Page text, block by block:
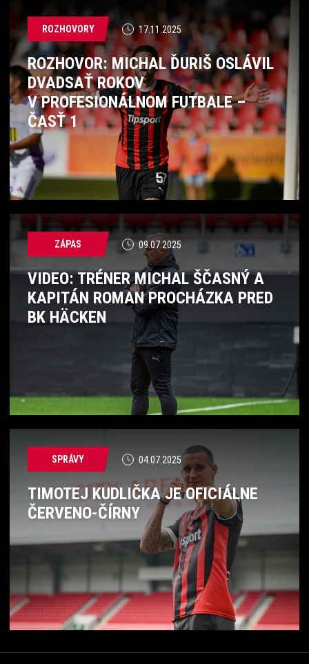
ROZHOVORY 17.11.2025
ROZHOVOR: MICHAL ĎURIŠ OSLÁVIL
DVADSAŤ ROKOV
V PROFESIONÁLNOM FUTBALE –
ČASŤ 1
ZÁPAS 09.07.2025
VIDEO: TRÉNER MICHAL ŠČASNÝ A
KAPITÁN ROMAN PROCHÁZKA PRED
BK HÄCKEN
SPRÁVY 04.07.2025
TIMOTEJ KUDLIČKA JE OFICIÁLNE
ČERVENO-ČÍRNY